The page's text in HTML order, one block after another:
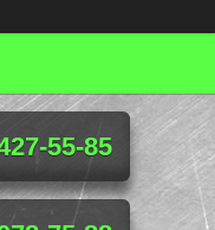
55-85